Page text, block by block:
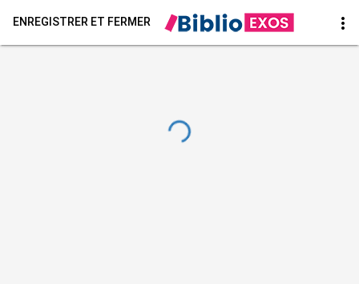
ENREGISTRER ET FERMER more_vert